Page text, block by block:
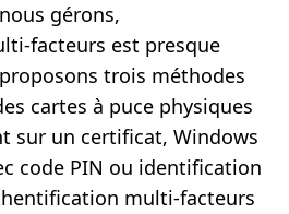
gérons,
facteurs est presque
trois méthodes
cartes à puce physiques
sur un certificat, Windows
code PIN ou identification
multi-facteurs